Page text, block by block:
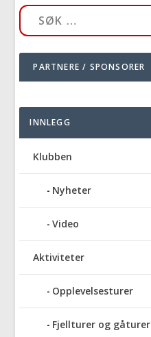
PARTNERE / SPONSORER
INNLEGG
Klubben
Nyheter
Video
Aktiviteter
Opplevelsesturer
Fjellturer og gåturer